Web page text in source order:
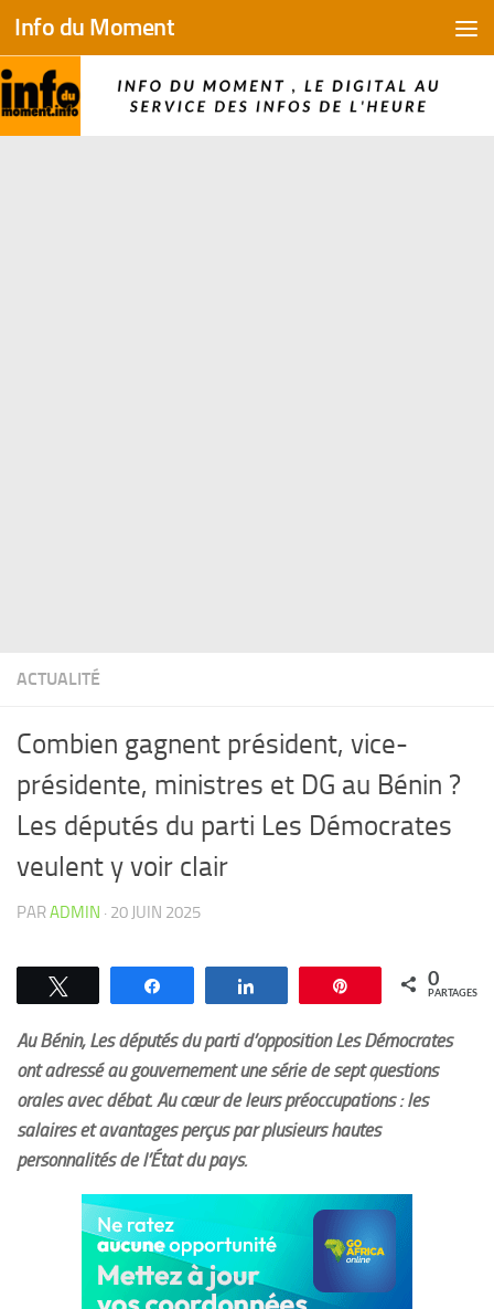
Skip to content
Info du Moment
ACTUALITÉ
Combien gagnent président, vice-
présidente, ministres et DG au Bénin ?
Les députés du parti Les Démocrates
veulent y voir clair
PARADMIN · 20 JUIN 2025
Épingle 0
PARTAGES
Au Bénin, Les députés du parti d’opposition Les Démocrates
ont adressé au gouvernement une série de sept questions
orales avec débat. Au cœur de leurs préoccupations : les
salaires et avantages perçus par plusieurs hautes
personnalités de l’État du pays.